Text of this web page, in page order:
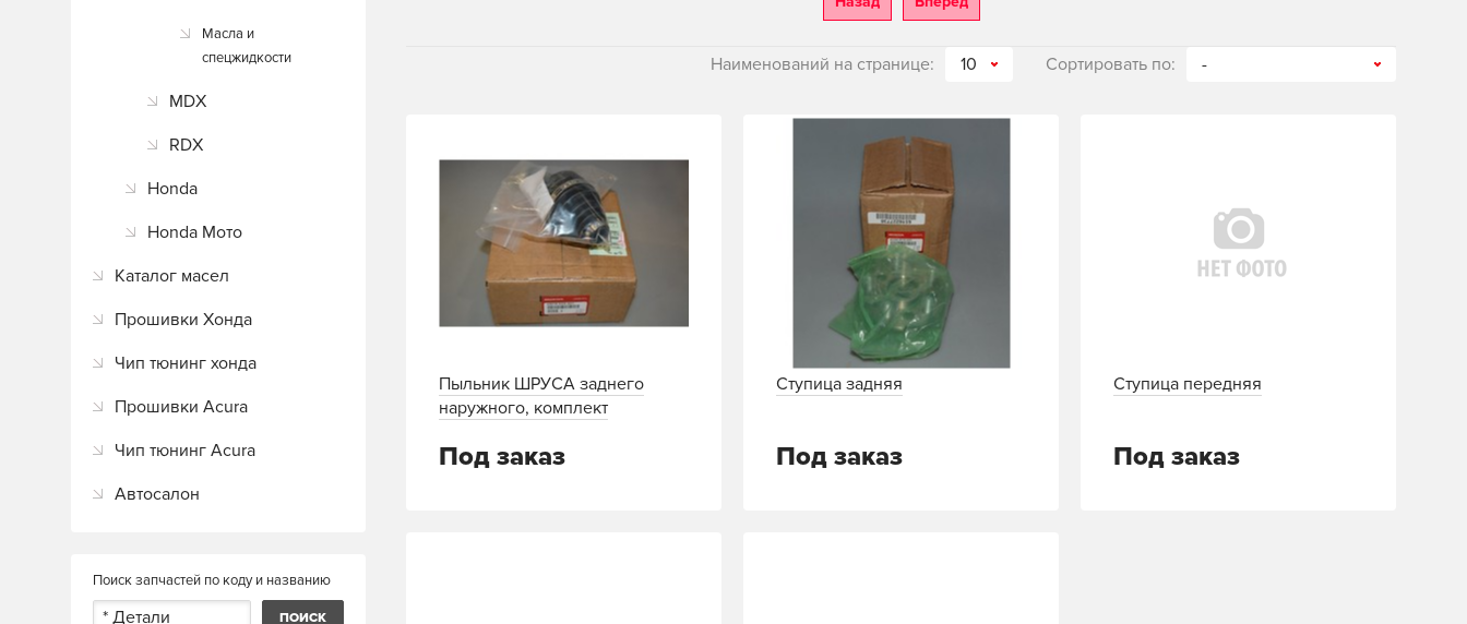
Масла и
спецжидкости
MDX
RDX
Honda
Honda Мото
Каталог масел
Прошивки Хонда
Чип тюнинг хонда
Прошивки Acura
Чип тюнинг Acura
Автосалон
Поиск запчастей по коду и названию
Наименований на странице: 10 Сортировать по: -
Пыльник ШРУСА заднего
наружного, комплект
Под заказ
Ступица задняя
Под заказ
Ступица передняя
Под заказ